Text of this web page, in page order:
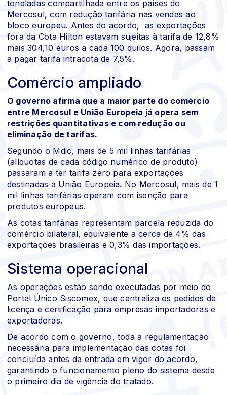
toneladas compartilhada entre os países do
Mercosul, com redução tarifária nas vendas ao
bloco europeu. Antes do acordo, as exportações
fora da Cota Hilton estavam sujeitas à tarifa de 12,8%
mais 304,10 euros a cada 100 quilos. Agora, passam
a pagar tarifa intracota de 7,5%.
Comércio ampliado
O governo afirma que a maior parte do comércio
entre Mercosul e União Europeia já opera sem
restrições quantitativas e com redução ou
eliminação de tarifas.
Segundo o Mdic, mais de 5 mil linhas tarifárias
(alíquotas de cada código numérico de produto)
passaram a ter tarifa zero para exportações
destinadas à União Europeia. No Mercosul, mais de 1
mil linhas tarifárias operam com isenção para
produtos europeus.
As cotas tarifárias representam parcela reduzida do
comércio bilateral, equivalente a cerca de 4% das
exportações brasileiras e 0,3% das importações.
Sistema operacional
As operações estão sendo executadas por meio do
Portal Único Siscomex, que centraliza os pedidos de
licença e certificação para empresas importadoras e
exportadoras.
De acordo com o governo, toda a regulamentação
necessária para implementação das cotas foi
concluída antes da entrada em vigor do acordo,
garantindo o funcionamento pleno do sistema desde
o primeiro dia de vigência do tratado.